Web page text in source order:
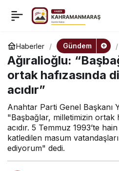
Haberler Gündem
Ağıralioğlu:
ortak hafızasında
acıdır”
Anahtar Parti Genel Başkanı
"Başbağlar, milletimizin ortak
acıdır. 5 Temmuz 1993’te
katledilen masum
ediyorum" dedi.
Destici: “Doğu
Türkistan’da yıllardır
süren zulüm artık bir
soykırım halini aldı”